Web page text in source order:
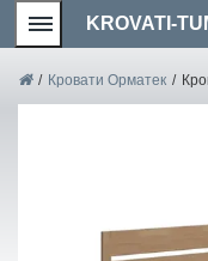
KROVATI-
/ Кровати Орматек /